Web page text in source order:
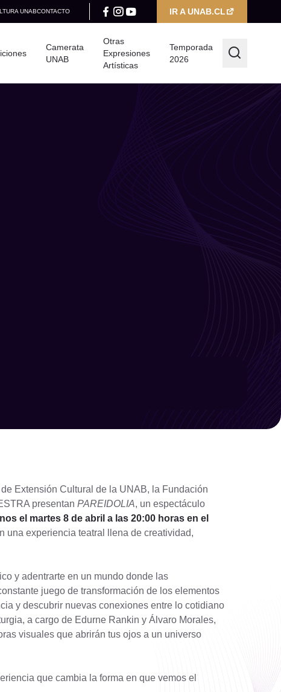
UNABCONTACTO IR A UNAB.CL
Camerata
UNAB
Otras
Expresiones
Artísticas
Temporada
2026
Extensión Cultural de la UNAB, la Fundación
presentan PAREIDOLIA, un espectáculo
el martes 8 de abril a las 20:00 horas en el
una experiencia teatral llena de creatividad,
y adentrarte en un mundo donde las
juego de transformación de los elementos
y descubrir nuevas conexiones entre lo cotidiano
a cargo de Edurne Rankin y Álvaro Morales,
visuales que abrirán tus ojos a un universo
que cambia la forma en que vemos el